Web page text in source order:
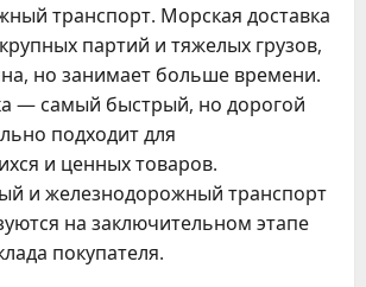
транспорт. Морская доставка
партий и тяжелых грузов,
но занимает больше времени.
— самый быстрый, но дорогой
подходит для
и ценных товаров.
и железнодорожный транспорт
на заключительном этапе
покупателя.